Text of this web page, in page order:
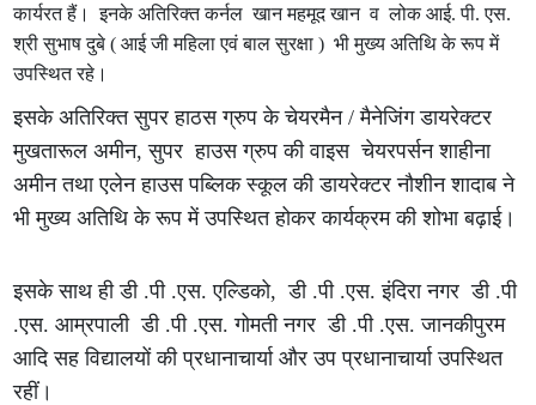
कार्यरत हैं। इनके अतिरिक्त कर्नल खान महमूद खान व लोक आई. पी. एस.
श्री सुभाष दुबे ( आई जी महिला एवं बाल सुरक्षा ) भी मुख्य अतिथि के रूप में
उपस्थित रहे।
इसके अतिरिक्त सुपर हाठस ग्रुप के चेयरमैन / मैनेजिंग डायरेक्टर
मुखतारूल अमीन, सुपर हाउस ग्रुप की वाइस चेयरपर्सन शाहीना
अमीन तथा एलेन हाउस पब्लिक स्कूल की डायरेक्टर नौशीन शादाब ने
भी मुख्य अतिथि के रूप में उपस्थित होकर कार्यक्रम की शोभा बढ़ाई।
इसके साथ ही डी .पी .एस. एल्डिको, डी .पी .एस. इंदिरा नगर डी .पी
.एस. आम्रपाली डी .पी .एस. गोमती नगर डी .पी .एस. जानकीपुरम
आदि सह विद्यालयों की प्रधानाचार्या और उप प्रधानाचार्या उपस्थित
रहीं।